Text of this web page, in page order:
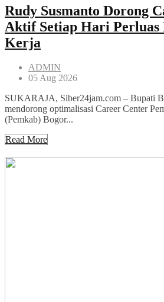
Rudy Susmanto Dorong
Aktif Setiap Hari Perluas
Kerja
ADMIN
05 Aug 2026
SUKARAJA, Siber24jam.com – Bupati
mendorong optimalisasi Career Center
(Pemkab) Bogor...
Read More